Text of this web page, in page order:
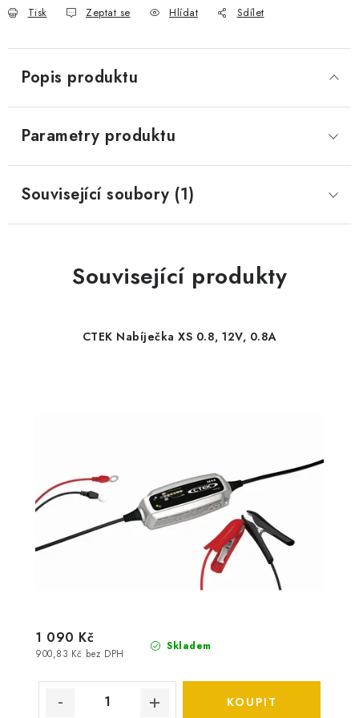
Tisk Zeptat se Hlídat Sdílet
Popis produktu
Parametry produktu
Související soubory (1)
Související produkty
CTEK Nabíječka XS 0.8, 12V, 0.8A
Skladem
900,83 Kč bez DPH
1 090 Kč